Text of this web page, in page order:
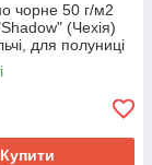
чорне 50 г/м2
(Чехія)
для полуниці
Купити